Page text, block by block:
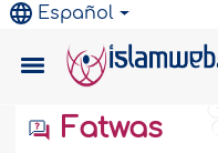
Español
Fatwas